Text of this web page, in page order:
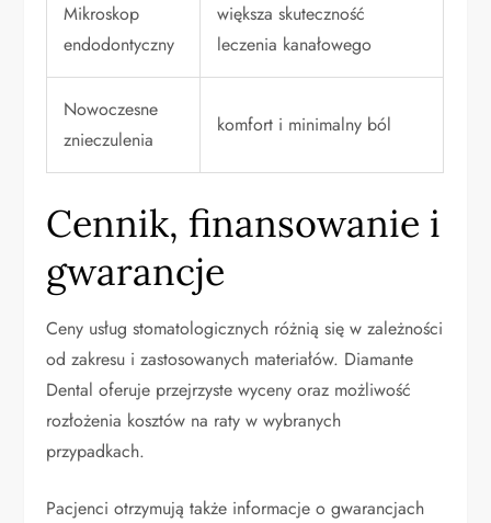
Mikroskop
endodontyczny
większa skuteczność
leczenia kanałowego
Nowoczesne
znieczulenia
komfort i minimalny ból
Cennik, finansowanie i
gwarancje
Ceny usług stomatologicznych różnią się w zależności
od zakresu i zastosowanych materiałów. Diamante
Dental oferuje przejrzyste wyceny oraz możliwość
rozłożenia kosztów na raty w wybranych
przypadkach.
Pacjenci otrzymują także informacje o gwarancjach